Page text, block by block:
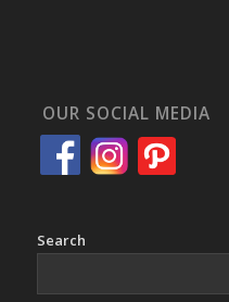
OUR SOCIAL MEDIA
Search